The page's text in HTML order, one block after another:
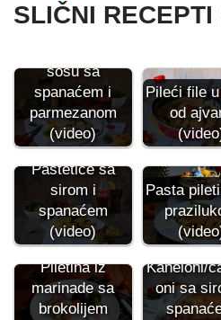
SLIČNI RECEPTI
sosu sa
spanaćem i
parmezanom
(video)
Pileći file
od
Paštetice sa
sirom i
spanaćem
(video)
Pasta
Piletina iz
marinade sa
brokolijem
Kaneloni/
oni sa